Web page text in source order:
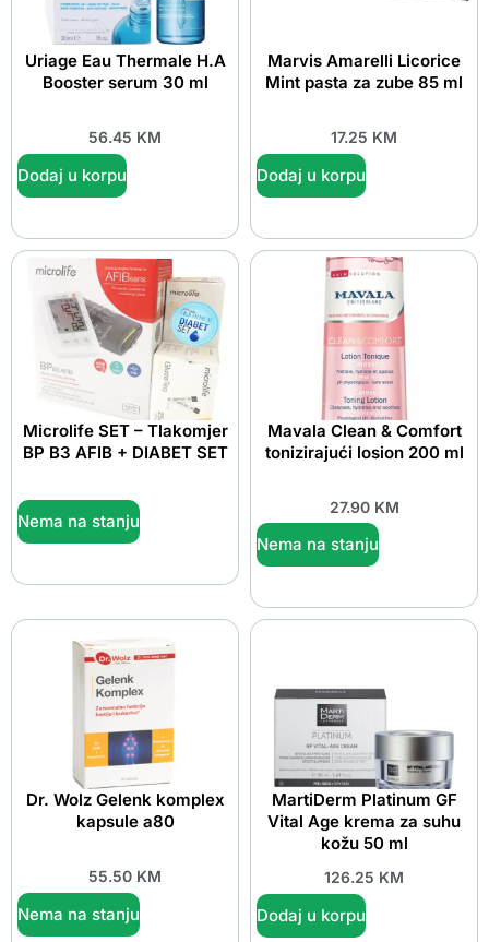
Uriage Eau Thermale H.A
Booster serum 30 ml
56.45 KM
Dodaj u korpu
Marvis Amarelli Licorice
Mint pasta za zube 85 ml
17.25 KM
Dodaj u korpu
Microlife SET – Tlakomjer
BP B3 AFIB + DIABET SET
Nema na stanju
Mavala Clean & Comfort
tonizirajući losion 200 ml
27.90 KM
Nema na stanju
Dr. Wolz Gelenk komplex
kapsule a80
55.50 KM
Nema na stanju
MartiDerm Platinum GF
Vital Age krema za suhu
kožu 50 ml
126.25 KM
Dodaj u korpu